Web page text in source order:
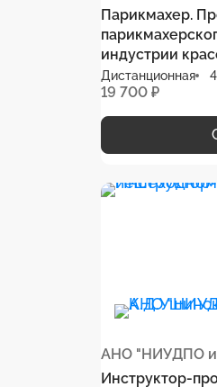
Парикмахер.
индустрии
Дистанционная
19 700 ₽
Инструктор-